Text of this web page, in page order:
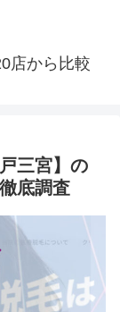
店から比較
三宮】の
底調査